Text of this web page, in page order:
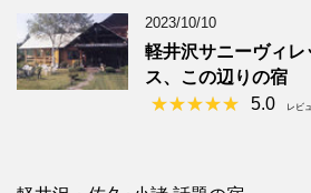
2023/10/10
軽井沢サニーヴィ
ス、この辺りの宿
5.0
レビ